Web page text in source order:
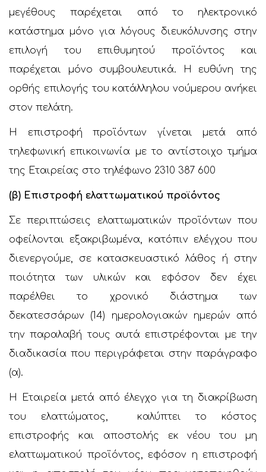
μεγέθους παρέχεται από το ηλεκτρονικό
κατάστημα μόνο για λόγους διευκόλυνσης στην
επιλογή του επιθυμητού προϊόντος και
παρέχεται μόνο συμβουλευτικά. Η ευθύνη της
ορθής επιλογής του κατάλληλου νούμερου ανήκει
στον πελάτη.
H επιστροφή προϊόντων γίνεται μετά από
τηλεφωνική επικοινωνία με το αντίστοιχο τμήμα
της Εταιρείας στο τηλέφωνο 2310 387 600
(β) Επιστροφή ελαττωματικού προϊόντος
Σε περιπτώσεις ελαττωματικών προϊόντων που
οφείλονται εξακριβωμένα, κατόπιν ελέγχου που
διενεργούμε, σε κατασκευαστικό λάθος ή στην
ποιότητα των υλικών και εφόσον δεν έχει
παρέλθει το χρονικό διάστημα των
δεκατεσσάρων (14) ημερολογιακών ημερών από
την παραλαβή τους αυτά επιστρέφονται με την
διαδικασία που περιγράφεται στην παράγραφο
(α).
Η Εταιρεία μετά από έλεγχο για τη διακρίβωση
του ελαττώματος, καλύπτει το κόστος
επιστροφής και αποστολής εκ νέου του μη
ελαττωματικού προϊόντος, εφόσον η επιστροφή